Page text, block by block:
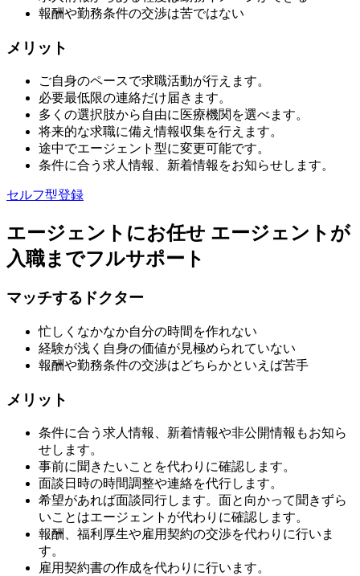
報酬や勤務条件の交渉は苦ではない
メリット
ご自身のペースで求職活動が行えます。
必要最低限の連絡だけ届きます。
多くの選択肢から自由に医療機関を選べます。
将来的な求職に備え情報収集を行えます。
途中でエージェント型に変更可能です。
条件に合う求人情報、新着情報をお知らせします。
セルフ型登録
エージェントにお任せ エージェントが
入職までフルサポート
マッチするドクター
忙しくなかなか自分の時間を作れない
経験が浅く自身の価値が見極められていない
報酬や勤務条件の交渉はどちらかといえば苦手
メリット
条件に合う求人情報、新着情報や非公開情報もお知ら
せします。
事前に聞きたいことを代わりに確認します。
面談日時の時間調整や連絡を代行します。
希望があれば面談同行します。面と向かって聞きずら
いことはエージェントが代わりに確認します。
報酬、福利厚生や雇用契約の交渉を代わりに行いま
す。
雇用契約書の作成を代わりに行います。